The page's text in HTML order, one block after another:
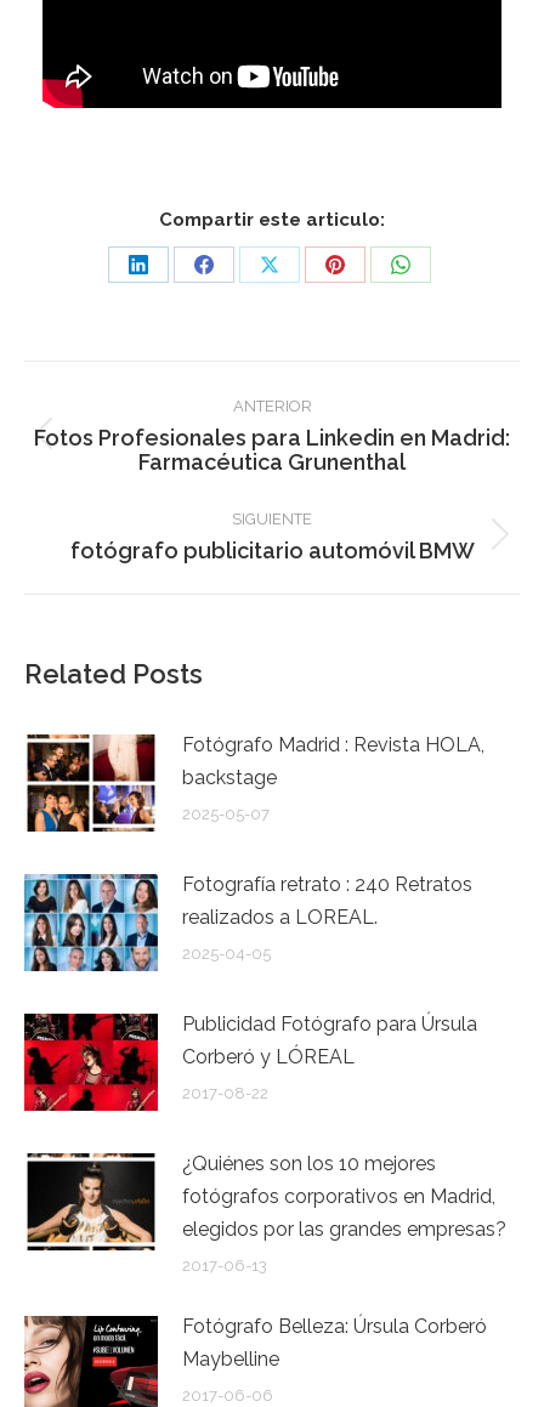
Compartir este articulo:
Share
Share
Share
Share
Share
entre
publicaciones
ANTERIOR
Publicación
Fotos Profesionales para Linkedin en Madrid:
Farmacéutica Grunenthal
SIGUIENTE
Publicación
fotógrafo publicitario automóvil BMW
Related Posts
Fotógrafo Madrid : Revista HOLA,
backstage
2025-05-07
Fotografía retrato : 240 Retratos
realizados a LOREAL.
2025-04-05
Publicidad Fotógrafo para Úrsula
Corberó y LÓREAL
2017-08-22
¿Quiénes son los 10 mejores
fotógrafos corporativos en Madrid,
elegidos por las grandes empresas?
2017-06-13
Fotógrafo Belleza: Úrsula Corberó
Maybelline
2017-06-06